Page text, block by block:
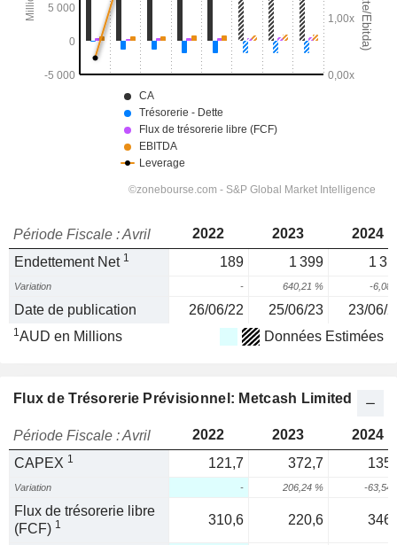
Période Fiscale : Avril 2022 2023
2024
Endettement Net 1 189 1 399 1
Variation - 640,21 % -6,08
Date de publication 26/06/22 25/06/23 23/06/
1AUD en Millions Données Estimées
Flux de Trésorerie Prévisionnel: Metcash Limited
Période Fiscale : Avril 2022 2023
2024
CAPEX 1 121,7 372,7
Variation - 206,24 % -63,54
Flux de trésorerie libre
(FCF) 1 310,6 220,6